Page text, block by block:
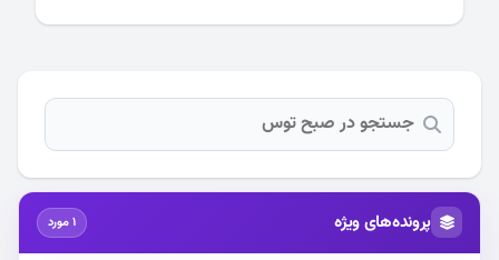
پرونده‌های ویژه 1 مورد